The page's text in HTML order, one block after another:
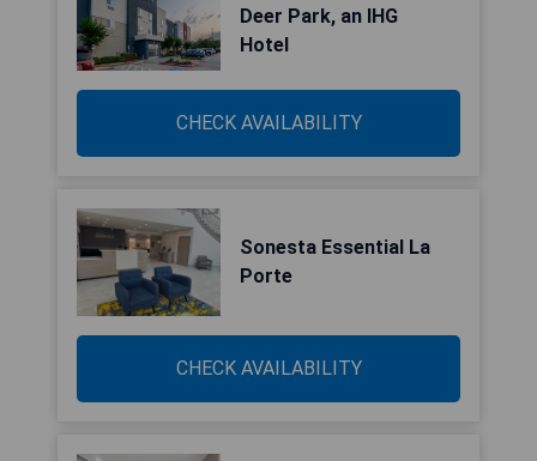
Deer Park, an IHG
Hotel
CHECK AVAILABILITY
Sonesta Essential La
Porte
CHECK AVAILABILITY